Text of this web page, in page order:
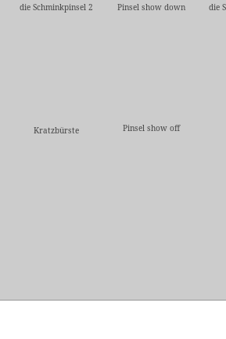
die Schminkpinsel 2 Pinsel show down die
Kratzbürste
Pinsel show off